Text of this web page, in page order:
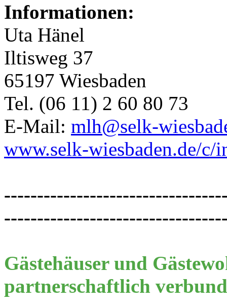
Informationen:
Uta Hänel
Iltisweg 37
65197 Wiesbaden
Tel. (06 11) 2 60 80 73
E-Mail: mlh@selk-
www.selk-wiesbaden.de/
Gästehäuser und
partnerschaftlich